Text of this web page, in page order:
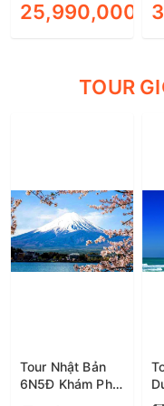
25,990,000₫
TOUR
Tour Nhật Bản
6N5Đ Khám Phá